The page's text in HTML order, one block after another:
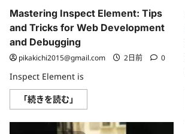
む
Mastering Inspect Element: Tips
and Tricks for Web Development
and Debugging
pikakichi2015@gmail.com 2日前 0
Inspect Element is
「続きを読む」
Inspect
Tips